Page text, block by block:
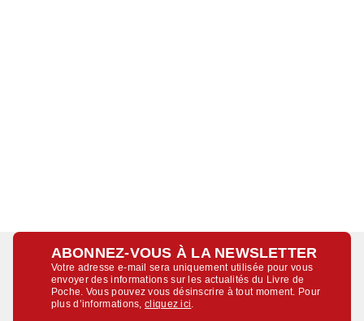
ABONNEZ-VOUS À LA NEWSLETTER
Votre adresse e-mail sera uniquement utilisée pour vous
envoyer des informations sur les actualités du Livre de
Poche. Vous pouvez vous désinscrire à tout moment. Pour
plus d’informations,cliquez ici